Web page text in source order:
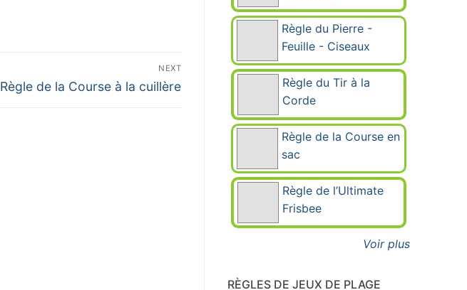
NEXT
Next
Règle de la Course à la cuillère
Règle du Pierre -
Feuille - Ciseaux
Règle du Tir à la
Corde
Règle de la Course en
sac
Règle de l’Ultimate
Frisbee
Voir plus
RÈGLES DE JEUX DE PLAGE